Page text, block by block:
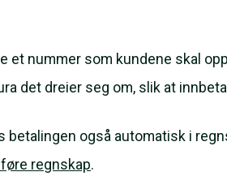
et nummer som kundene skal
det dreier seg om, slik at
betalingen også automatisk i
regnskap.